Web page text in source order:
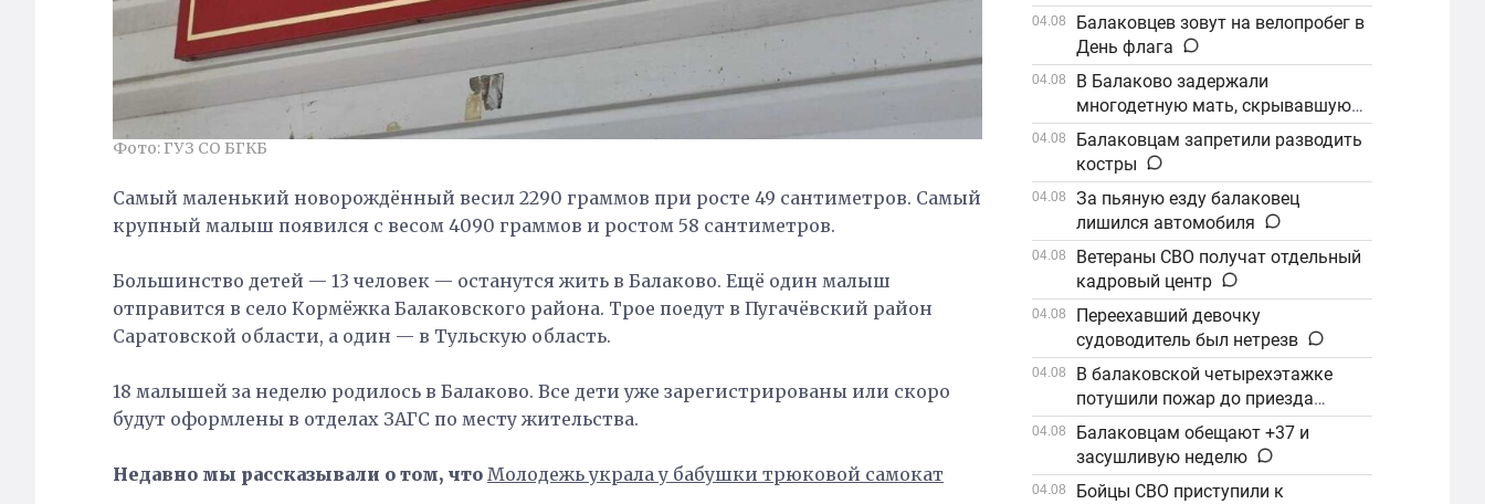
Фото: ГУЗ СО БГКБ
Самый маленький новорождённый весил 2290 граммов при росте 49 сантиметров. Самый
крупный малыш появился с весом 4090 граммов и ростом 58 сантиметров.
Большинство детей — 13 человек — останутся жить в Балаково. Ещё один малыш
отправится в село Кормёжка Балаковского района. Трое поедут в Пугачёвский район
Саратовской области, а один — в Тульскую область.
18 малышей за неделю родилось в Балаково. Все дети уже зарегистрированы или скоро
будут оформлены в отделах ЗАГС по месту жительства.
Недавно мы рассказывали о том, что Молодежь украла у бабушки трюковой самокат
04.08
Балаковцев зовут на велопробег в
День флага
04.08
В Балаково задержали
многодетную мать, скрывавшуюся
от алиментов
04.08
Балаковцам запретили разводить
костры
04.08
За пьяную езду балаковец
лишился автомобиля
04.08
Ветераны СВО получат отдельный
кадровый центр
04.08
Переехавший девочку
судоводитель был нетрезв
04.08
В балаковской четырехэтажке
потушили пожар до приезда
огнеборцев
04.08
Балаковцам обещают +37 и
засушливую неделю
04.08
Бойцы СВО приступили к